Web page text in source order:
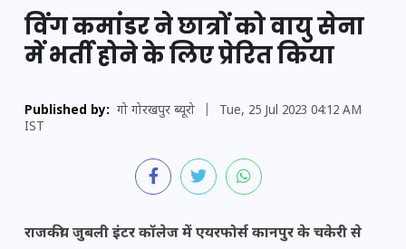
विंग कमांडर ने छात्रों को वायु सेना
में भर्ती होने के लिए प्रेरित किया
Published by: गो गोरखपुर ब्यूरो
Tue, 25 Jul 2023 04:12 AM
IST
राजकीय जुबली इंटर कॉलेज में एयरफोर्स कानपुर के चकेरी से